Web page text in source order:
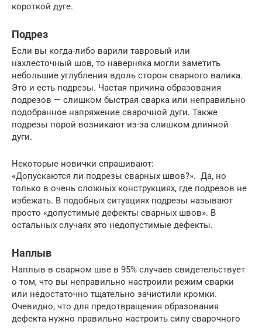
короткой дуге.
Подрез
Если вы когда-либо варили тавровый или
нахлесточный шов, то наверняка могли заметить
небольшие углубления вдоль сторон сварного валика.
Это и есть подрезы. Частая причина образования
подрезов — слишком быстрая сварка или неправильно
подобранное напряжение сварочной дуги. Также
подрезы порой возникают из-за слишком длинной
дуги.
Некоторые новички спрашивают:
«Допускаются ли подрезы сварных швов?». Да, но
только в очень сложных конструкциях, где подрезов не
избежать. В подобных ситуациях подрезы называют
просто «допустимые дефекты сварных швов». В
остальных случаях это недопустимые дефекты.
Наплыв
Наплыв в сварном шве в 95% случаев свидетельствует
о том, что вы неправильно настроили режим сварки
или недостаточно тщательно зачистили кромки.
Очевидно, что для предотвращения образования
дефекта нужно правильно настроить силу сварочного